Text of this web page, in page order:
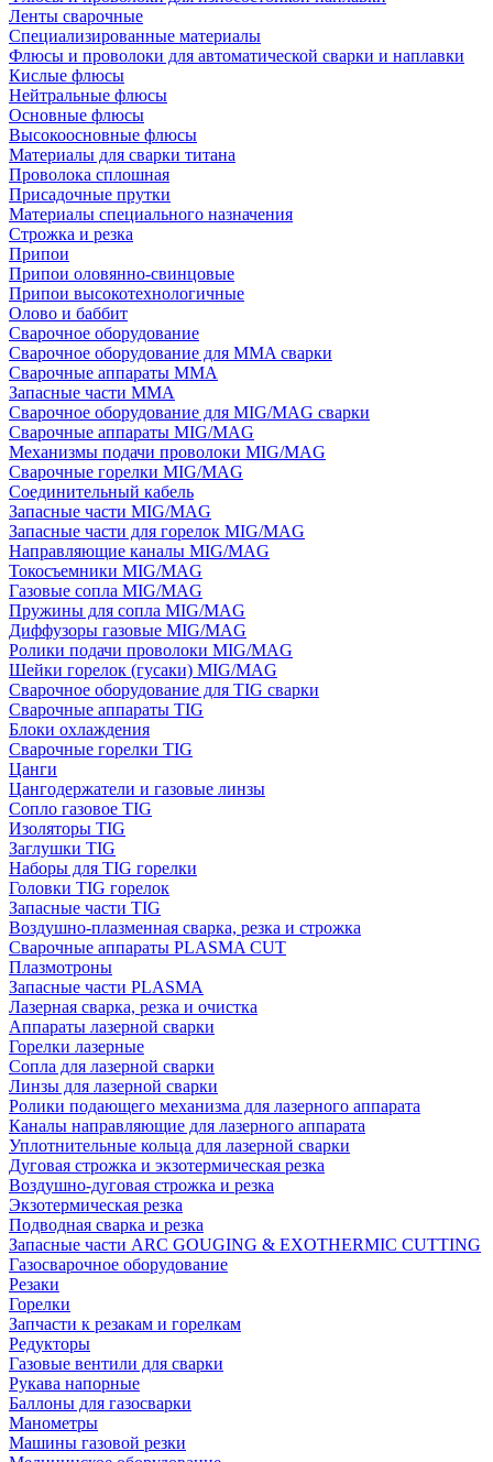
Ленты сварочные
Специализированные материалы
Флюсы и проволоки для автоматической сварки и наплавки
Кислые флюсы
Нейтральные флюсы
Основные флюсы
Высокоосновные флюсы
Материалы для сварки титана
Проволока сплошная
Присадочные прутки
Материалы специального назначения
Строжка и резка
Припои
Припои оловянно-свинцовые
Припои высокотехнологичные
Олово и баббит
Сварочное оборудование
Сварочное оборудование для MMA сварки
Сварочные аппараты MMA
Запасные части MMA
Сварочное оборудование для MIG/MAG сварки
Сварочные аппараты MIG/MAG
Механизмы подачи проволоки MIG/MAG
Сварочные горелки MIG/MAG
Соединительный кабель
Запасные части MIG/MAG
Запасные части для горелок MIG/MAG
Направляющие каналы MIG/MAG
Токосъемники MIG/MAG
Газовые сопла MIG/MAG
Пружины для сопла MIG/MAG
Диффузоры газовые MIG/MAG
Ролики подачи проволоки MIG/MAG
Шейки горелок (гусаки) MIG/MAG
Сварочное оборудование для TIG сварки
Сварочные аппараты TIG
Блоки охлаждения
Сварочные горелки TIG
Цанги
Цангодержатели и газовые линзы
Сопло газовое TIG
Изоляторы TIG
Заглушки TIG
Наборы для TIG горелки
Головки TIG горелок
Запасные части TIG
Воздушно-плазменная сварка, резка и строжка
Сварочные аппараты PLASMA CUT
Плазмотроны
Запасные части PLASMA
Лазерная сварка, резка и очистка
Аппараты лазерной сварки
Горелки лазерные
Сопла для лазерной сварки
Линзы для лазерной сварки
Ролики подающего механизма для лазерного аппарата
Каналы направляющие для лазерного аппарата
Уплотнительные кольца для лазерной сварки
Дуговая строжка и экзотермическая резка
Воздушно-дуговая строжка и резка
Экзотермическая резка
Подводная сварка и резка
Запасные части ARC GOUGING & EXOTHERMIC CUTTING
Газосварочное оборудование
Резаки
Горелки
Запчасти к резакам и горелкам
Редукторы
Газовые вентили для сварки
Рукава напорные
Баллоны для газосварки
Манометры
Машины газовой резки